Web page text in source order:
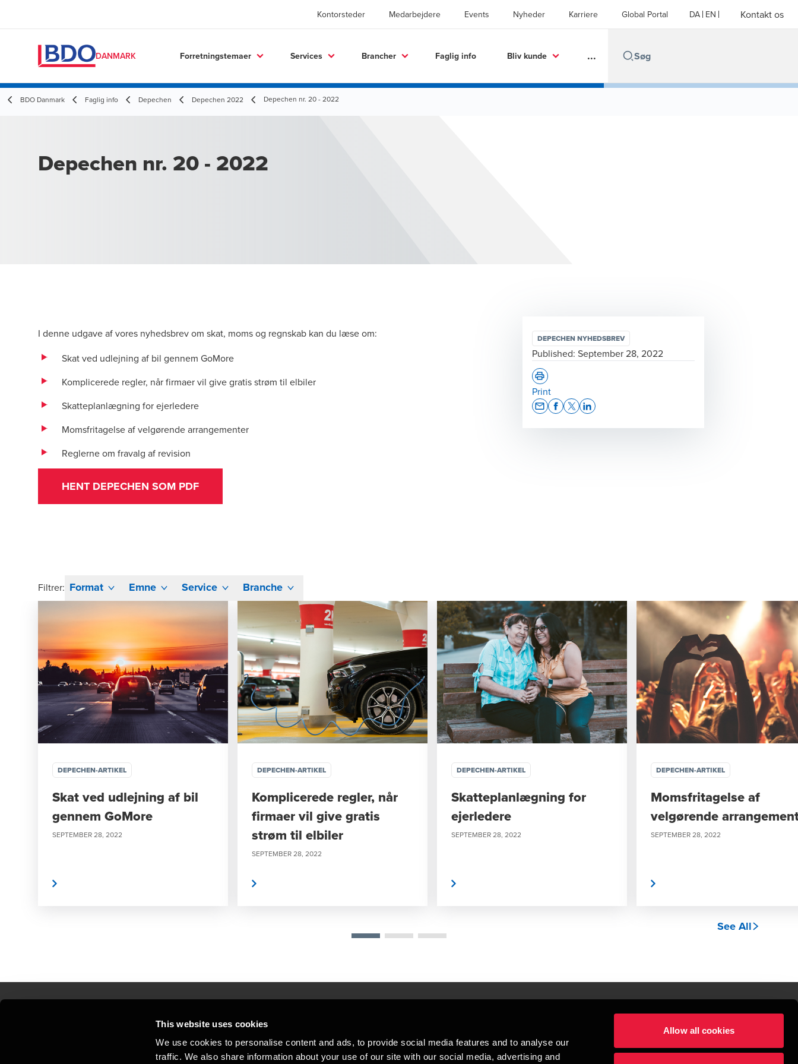
This website uses cookies
We use cookies to personalise content and ads, to provide social media features and to analyse our
traffic. We also share information about your use of our site with our social media, advertising and
Allow all cookies
Kontorsteder Medarbejdere Events Nyheder Karriere Global Portal DA EN Kontakt os
DANMARK Forretningstemaer Services Brancher Faglig info Bliv kunde ...
BDO Danmark Faglig info Depechen Depechen 2022 Depechen nr. 20 - 2022
Depechen nr. 20 - 2022
I denne udgave af vores nyhedsbrev om skat, moms og regnskab kan du læse om:
Skat ved udlejning af bil gennem GoMore
Komplicerede regler, når firmaer vil give gratis strøm til elbiler
Skatteplanlægning for ejerledere
Momsfritagelse af velgørende arrangementer
Reglerne om fravalg af revision
HENT DEPECHEN SOM PDF
DEPECHEN NYHEDSBREV
Published: September 28, 2022
Print
Filtrer: Format Emne Service Branche
DEPECHEN-ARTIKEL
Skat ved udlejning af bil
gennem GoMore
SEPTEMBER 28, 2022
DEPECHEN-ARTIKEL
Komplicerede regler, når
firmaer vil give gratis
strøm til elbiler
SEPTEMBER 28, 2022
DEPECHEN-ARTIKEL
Skatteplanlægning for
ejerledere
SEPTEMBER 28, 2022
DEPECHEN-ARTIKEL
Momsfritagelse af
velgørende
SEPTEMBER 28, 2022
See All
Kontorsteder
Juridisk og privatliv
Sitemap
Mennesker, der hjælper mennesker
Vi mener, at enestående rådgivning begynder med at opbygge enestående relationer.